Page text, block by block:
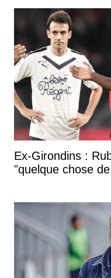
Ex-Girondins :
"quelque chose